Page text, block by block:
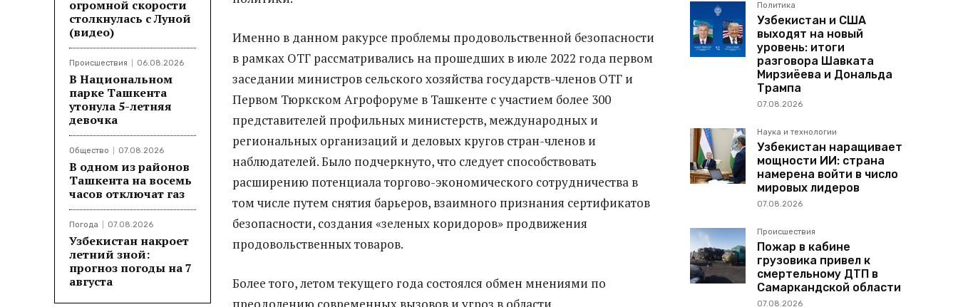
огромной скорости
столкнулась с Луной
(видео)
Происшествия 06.08.2026
В Национальном
парке Ташкента
утонула 5-летняя
девочка
Общество 07.08.2026
В одном из районов
Ташкента на восемь
часов отключат газ
Погода 07.08.2026
Узбекистан накроет
летний зной:
прогноз погоды на 7
августа
Именно в данном ракурсе проблемы продовольственной безопасности
в рамках ОТГ рассматривались на прошедших в июле 2022 года первом
заседании министров сельского хозяйства государств-членов ОТГ и
Первом Тюркском Агрофоруме в Ташкенте с участием более 300
представителей профильных министерств, международных и
региональных организаций и деловых кругов стран-членов и
наблюдателей. Было подчеркнуто, что следует способствовать
расширению потенциала торгово-экономического сотрудничества в
том числе путем снятия барьеров, взаимного признания сертификатов
безопасности, создания «зеленых коридоров» продвижения
продовольственных товаров.
Более того, летом текущего года состоялся обмен мнениями по
преодолению современных вызовов и угроз в области
Политика
Узбекистан и США
выходят на новый
уровень: итоги
разговора Шавката
Мирзиёева и Дональда
Трампа
07.08.2026
Наука и технологии
Узбекистан наращивает
мощности ИИ: страна
намерена войти в число
мировых лидеров
07.08.2026
Происшествия
Пожар в кабине
грузовика привел к
смертельному ДТП в
Самаркандской области
07.08.2026